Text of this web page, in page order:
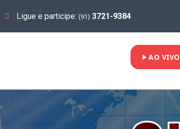
Ligue e participe: (91) 3721-9384
AO VIVO